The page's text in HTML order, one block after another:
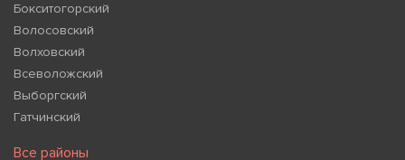
Бокситогорский
Волосовский
Волховский
Всеволожский
Выборгский
Гатчинский
Все районы